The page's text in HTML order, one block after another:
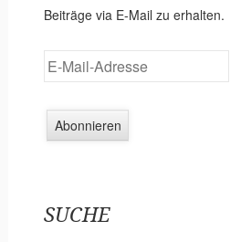
Beiträge via E-Mail zu erhalten.
E
-
M
-
SUCHE